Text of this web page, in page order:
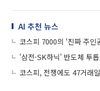
AI 추천 뉴스
코스피 7000의 ‘진짜 주인